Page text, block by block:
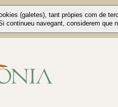
(galetes), tant pròpies com de
continueu navegant, considerem que